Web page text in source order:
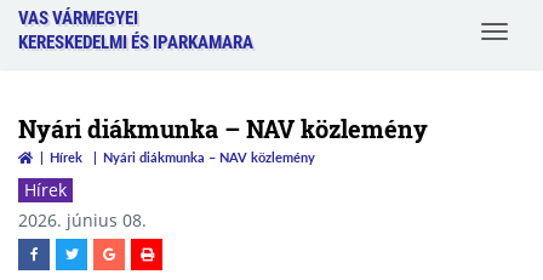
VAS VÁRMEGYEI
KERESKEDELMI ÉS IPARKAMARA
Toggle
Nyári diákmunka – NAV közlemény
Hírek Nyári diákmunka – NAV közlemény
Hírek
2026. június 08.